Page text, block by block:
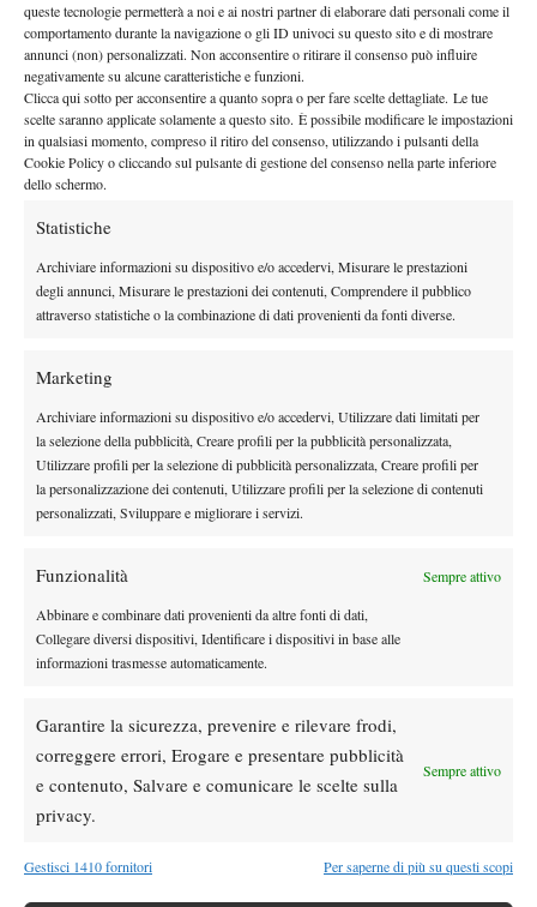
queste tecnologie permetterà a noi e ai nostri partner di elaborare dati personali come il
comportamento durante la navigazione o gli ID univoci su questo sito e di mostrare
annunci (non) personalizzati. Non acconsentire o ritirare il consenso può influire
negativamente su alcune caratteristiche e funzioni.
Clicca qui sotto per acconsentire a quanto sopra o per fare scelte dettagliate. Le tue
scelte saranno applicate solamente a questo sito. È possibile modificare le impostazioni
in qualsiasi momento, compreso il ritiro del consenso, utilizzando i pulsanti della
Cookie Policy o cliccando sul pulsante di gestione del consenso nella parte inferiore
dello schermo.
Statistiche
Archiviare informazioni su dispositivo e/o accedervi, Misurare le prestazioni
degli annunci, Misurare le prestazioni dei contenuti, Comprendere il pubblico
attraverso statistiche o la combinazione di dati provenienti da fonti diverse.
Marketing
Archiviare informazioni su dispositivo e/o accedervi, Utilizzare dati limitati per
la selezione della pubblicità, Creare profili per la pubblicità personalizzata,
Utilizzare profili per la selezione di pubblicità personalizzata, Creare profili per
la personalizzazione dei contenuti, Utilizzare profili per la selezione di contenuti
personalizzati, Sviluppare e migliorare i servizi.
Funzionalità Sempre attivo
Abbinare e combinare dati provenienti da altre fonti di dati,
Collegare diversi dispositivi, Identificare i dispositivi in base alle
informazioni trasmesse automaticamente.
Garantire la sicurezza, prevenire e rilevare frodi,
correggere errori, Erogare e presentare pubblicità
e contenuto, Salvare e comunicare le scelte sulla
privacy.
Sempre attivo
Gestisci 1410 fornitori Per saperne di più su questi scopi
“Devo migliorare ogni singolo aspetto per affrontare i migliori al
mondo e alzare il livello,la cosa più importante però è godersi il
percorso–ha aggiunto lo spagnolo, che fa dell’
rilassatoil suo tratto distintivo -.Ci saranno tante prime volte
per me dato che è il mio primo anno nel Tour, mavoglio
godermi ogni torneo“.Gustarsi ogni torneo, appunto partendo
proprio dagli Internazionali d’Italia: “
in cui giocare, è la mia prima volta qui ma
Matteo Arnaldi, del quale ha detto: “Non lo conosco molto bene,
ma se ha già vinto due match di fila significa chesta giocando
DI TENDENZA
WTA 1000 Toronto 2026, Alexandrova
elimina Sabalenka: sfiderà Svitolina ai quarti
Rinderknech interrotta, slittano anche